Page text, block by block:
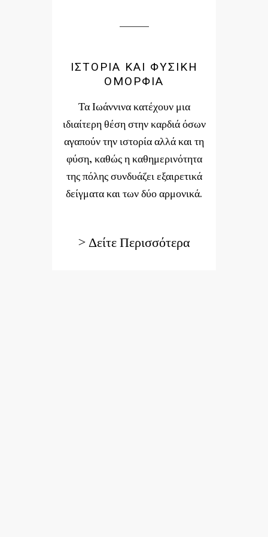
ΙΣΤΟΡΙΑ ΚΑΙ ΦΥΣΙΚΗ
ΟΜΟΡΦΙΑ
Τα Ιωάννινα κατέχουν μια
ιδιαίτερη θέση στην καρδιά όσων
αγαπούν την ιστορία αλλά και τη
φύση, καθώς η καθημερινότητα
της πόλης συνδυάζει εξαιρετικά
δείγματα και των δύο αρμονικά.
> Δείτε Περισσότερα